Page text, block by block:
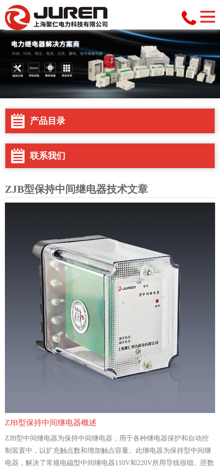
产品目录
联系我们
ZJB型保持中间继电器技术文章
ZJB型保持中间继电器概述
ZJB型中间继电器为保持中间继电器，用于各种继电器保护和自动控
制装置中，以扩充触点数和增加触点容量。此继电器为保持型中间继
电器，解决了常规电磁型中间继电器110V和220V所用导线很细、匝数